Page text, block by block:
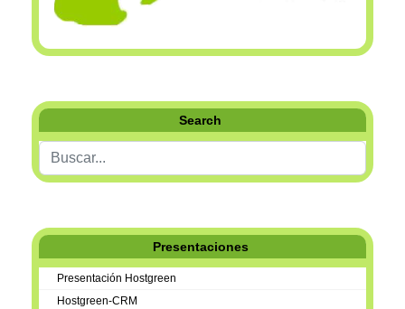
Search
Buscar...
Presentaciones
Presentación Hostgreen
Hostgreen-CRM